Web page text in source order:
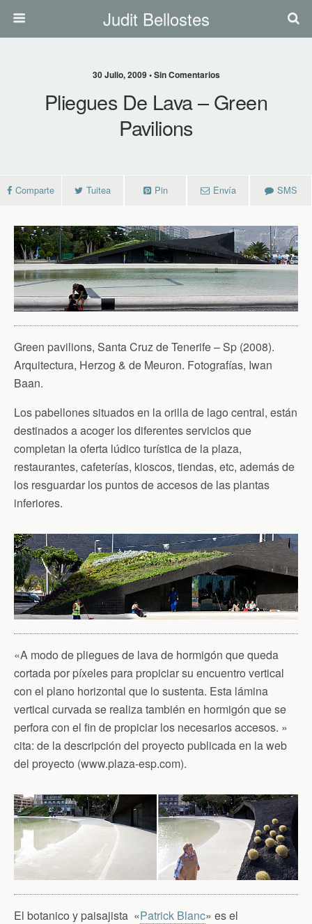
Judit Bellostes
30 Julio, 2009 • Sin Comentarios
Pliegues De Lava – Green
Pavilions
Comparte Tuitea Pin Envía SMS
Green pavilions, Santa Cruz de Tenerife – Sp (2008).
Arquitectura, Herzog & de Meuron. Fotografías, Iwan
Baan.
Los pabellones situados en la orilla de lago central, están
destinados a acoger los diferentes servicios que
completan la oferta lúdico turística de la plaza,
restaurantes, cafeterías, kioscos, tiendas, etc, además de
los resguardar los puntos de accesos de las plantas
inferiores.
«A modo de pliegues de lava de hormigón que queda
cortada por píxeles para propiciar su encuentro vertical
con el plano horizontal que lo sustenta. Esta lámina
vertical curvada se realiza también en hormigón que se
perfora con el fin de propiciar los necesarios accesos. »
cita: de la descripción del proyecto publicada en la web
del proyecto (www.plaza-esp.com).
El botanico y paisajista «Patrick Blanc» es el